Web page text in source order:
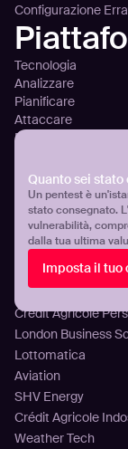
Quanto sei
Un pentest è
stato consegnato.
vulnerabilità,
dalla tua ultima
Imposta il tuo
Configurazione
Tecnologia
Analizzare
Pianificare
Attaccare
Panoramica della
Prezzi
Clienti
Aroma360
Breeze Airways
ICT Group
Damen Shipyards
Crédit Agricole
London Business
Lottomatica
Aviation
SHV Energy
Crédit Agricole
Weather Tech